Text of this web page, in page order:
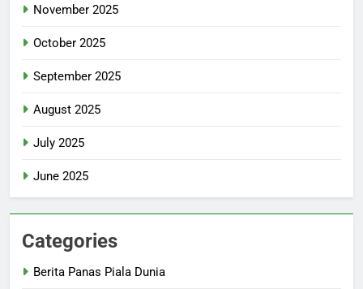
November 2025
October 2025
September 2025
August 2025
July 2025
June 2025
Categories
Berita Panas Piala Dunia